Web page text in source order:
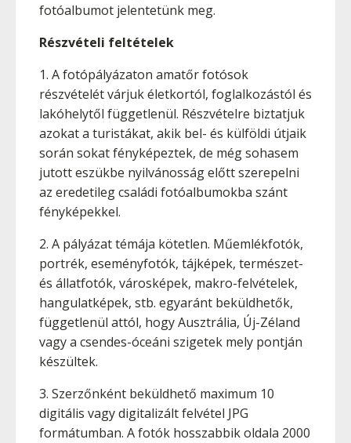
fotóalbumot jelentetünk meg.
Részvételi feltételek
1. A fotópályázaton amatőr fotósok
részvételét várjuk életkortól, foglalkozástól és
lakóhelytől függetlenül. Részvételre biztatjuk
azokat a turistákat, akik bel- és külföldi útjaik
során sokat fényképeztek, de még sohasem
jutott eszükbe nyilvánosság előtt szerepelni
az eredetileg családi fotóalbumokba szánt
fényképekkel.
2. A pályázat témája kötetlen. Műemlékfotók,
portrék, eseményfotók, tájképek, természet-
és állatfotók, városképek, makro-felvételek,
hangulatképek, stb. egyaránt beküldhetők,
függetlenül attól, hogy Ausztrália, Új-Zéland
vagy a csendes-óceáni szigetek mely pontján
készültek.
3. Szerzőnként beküldhető maximum 10
digitális vagy digitalizált felvétel JPG
formátumban. A fotók hosszabbik oldala 2000